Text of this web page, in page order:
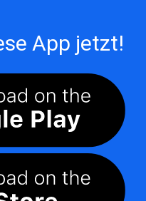
App jetzt!